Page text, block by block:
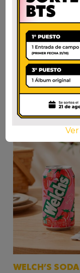
MILKIS UVA
1.750
AÑADIR AL
WELCH’S SODA